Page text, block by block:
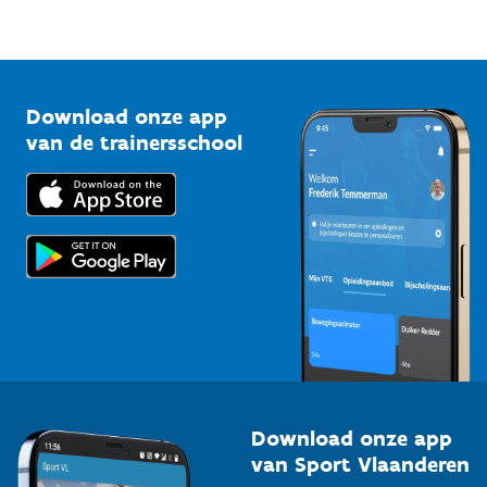
Bedrijven
Trainers en begeleiders
Topsporters
Vlaamse Trainersschool
Kennisplatform
Downloads
Voor de pers
Download onze app
van de trainersschool
Download onze app
van Sport Vlaanderen